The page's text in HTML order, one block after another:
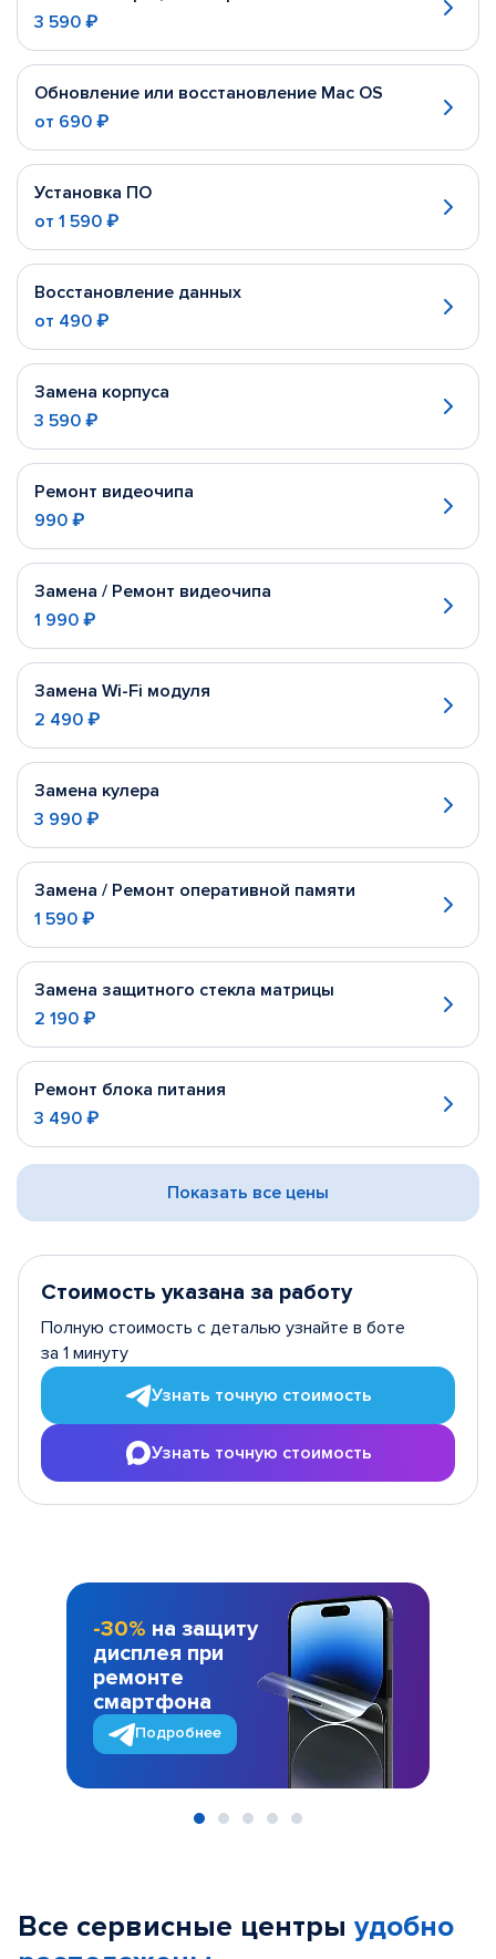
3 590 ₽
Обновление или восстановление Mac OS
от 690 ₽
Установка ПО
от 1 590 ₽
Восстановление данных
от 490 ₽
Замена корпуса
3 590 ₽
Ремонт видеочипа
990 ₽
Замена / Ремонт видеочипа
1 990 ₽
Замена Wi-Fi модуля
2 490 ₽
Замена кулера
3 990 ₽
Замена / Ремонт оперативной памяти
1 590 ₽
Замена защитного стекла матрицы
2 190 ₽
Ремонт блока питания
3 490 ₽
Показать все цены
Стоимость указана за работу
Полную стоимость с деталью узнайте в боте
за 1 минуту
Узнать точную стоимость
Узнать точную стоимость
-30% на защиту
дисплея при
ремонте
смартфона
Подробнее
Все сервисные центры удобно